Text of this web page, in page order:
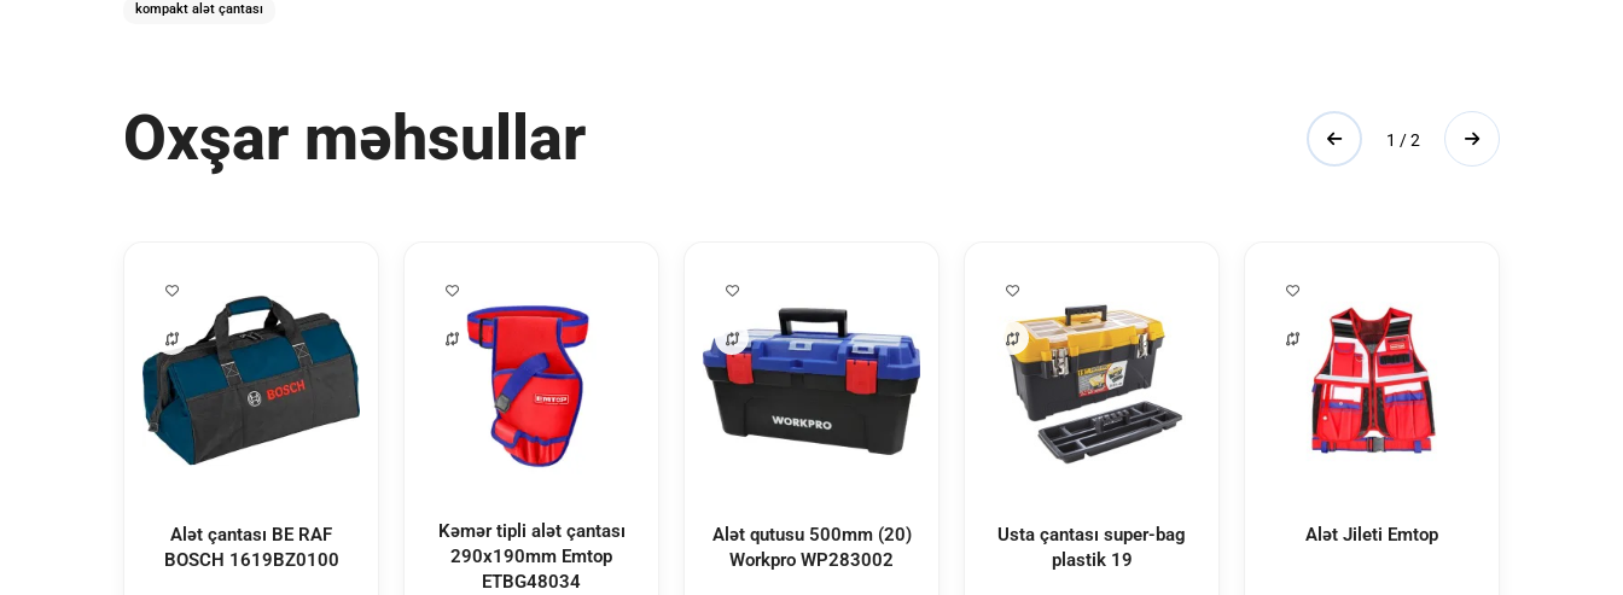
kompakt alət çantası
Oxşar məhsullar
Alət çantası BE RAF
BOSCH 1619BZ0100
Kəmər tipli alət çantası
290x190mm Emtop
ETBG48034
Alət qutusu 500mm (20)
Workpro WP283002
Usta çantası super-bag
plastik 19
Alət Jileti Emtop
1 / 2